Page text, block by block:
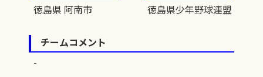
徳島県 阿南市
徳島県少年野球連盟
チームコメント